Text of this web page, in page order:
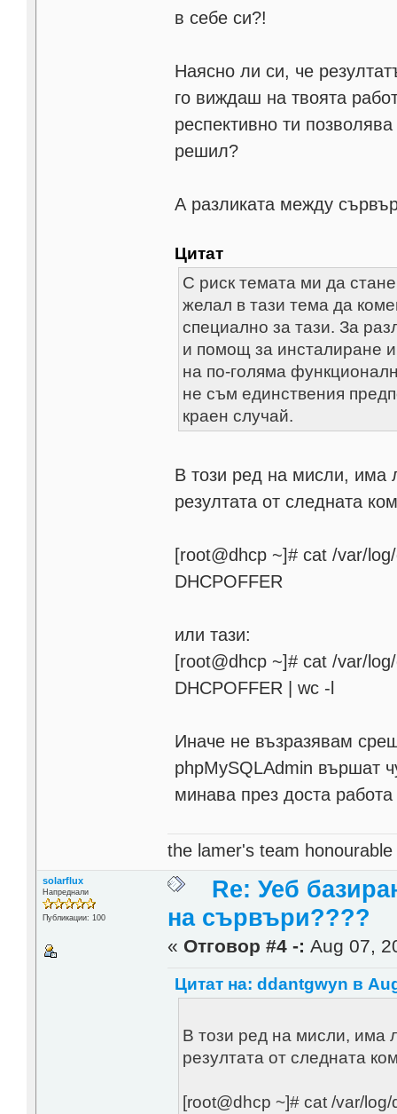
в себе си?!
Наясно ли си, че
го виждаш на твоята
респективно ти
решил?
А разликата между
Цитат
С риск темата ми да
желал в тази тема да
специално за тази. За
и помощ за инсталиране
на по-голяма
не съм единствения
краен случай.
В този ред на мисли, има
резултата от следната
[root@dhcp ~]# cat /var/
DHCPOFFER
или тази:
[root@dhcp ~]# cat /var/
DHCPOFFER | wc -l
Иначе не възразявам
phpMySQLAdmin вършат
минава през доста
the lamer's team
solarflux
Напреднали
Публикации: 100
Re: Уеб
на сървъри????
« Отговор #4 -: Aug 07,
Цитат на: ddantgwyn в
В този ред на мисли, има
резултата от следната
[root@dhcp ~]# cat /var/